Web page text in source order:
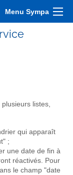
Menu Sympa
listes,
qui apparaît
;
une date de fin à
réactivés. Pour
le champ "date